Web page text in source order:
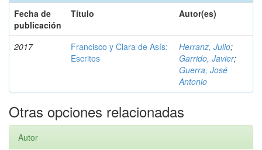
Fecha de
publicación
Título Autor(es)
2017
Francisco y Clara de Asís:
Escritos
Herranz, Julio;
Garrido, Javier;
Guerra, José
Antonio
Otras opciones relacionadas
Autor